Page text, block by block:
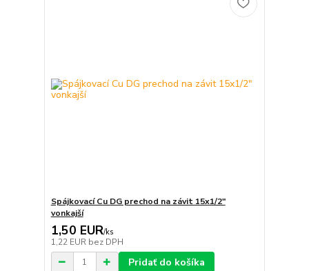
Spájkovací Cu DG prechod na závit 15x1/2"
vonkajší
1,50 EUR/ks
1,22 EUR bez DPH
Pridať do košíka